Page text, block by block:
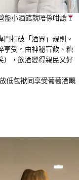
盤小酒館就唔係咁諗
門打破「酒界」規則。
享受。由神秘盲飲、糖
），飲酒變得親民又好
低包袱同享受葡萄酒嘅